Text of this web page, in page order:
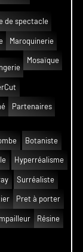
de spectacle
Maroquinerie
Mosaïque
Partenaires
Botaniste
Hyperréalisme
Surréaliste
Pret à porter
Résine